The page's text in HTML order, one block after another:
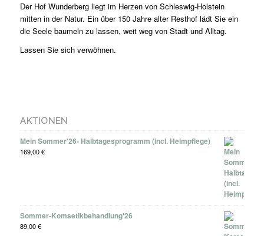
Der Hof Wunderberg liegt im Herzen von Schleswig-Holstein
mitten in der Natur. Ein über 150 Jahre alter Resthof lädt Sie ein
die Seele baumeln zu lassen, weit weg von Stadt und Alltag.
Lassen Sie sich verwöhnen.
AKTIONEN
Mein Sommer'26- Halbtagesprogramm (incl. Heimpflege)
169,00€
Sommer-Komsetikbehandlung'26
89,00€